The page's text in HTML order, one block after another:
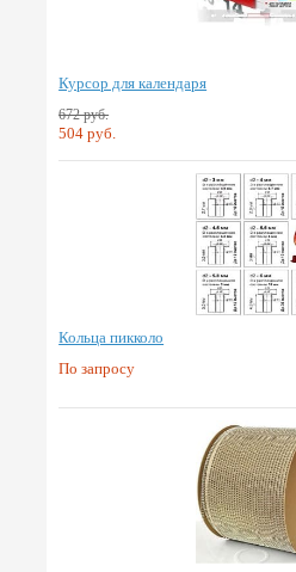
Курсор для календаря
672 руб.
504 руб.
Кольца пикколо
По запросу